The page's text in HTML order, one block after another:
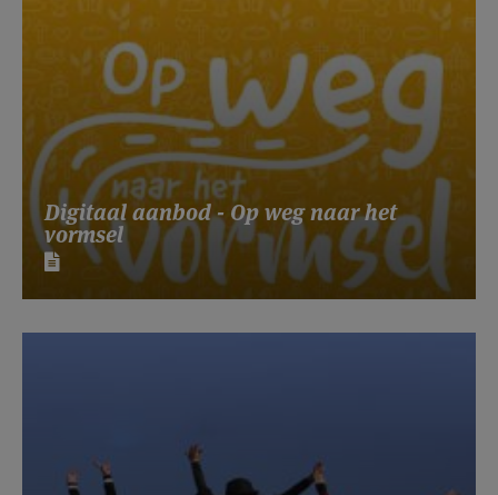
Digitaal aanbod - Op weg naar het
vormsel